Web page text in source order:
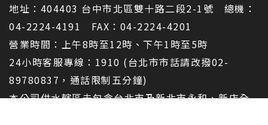
地址：404403 台中市北區雙十路二段2-1號 總機：
04-2224-4191 FAX：04-2224-4201
營業時間：上午8時至12時、下午1時至5時
24小時客服專線：1910 (台北市市話請改撥02-
89780837，通話限制五分鐘)
本公司供水轄區未包含台北市及新北市永和、新店全